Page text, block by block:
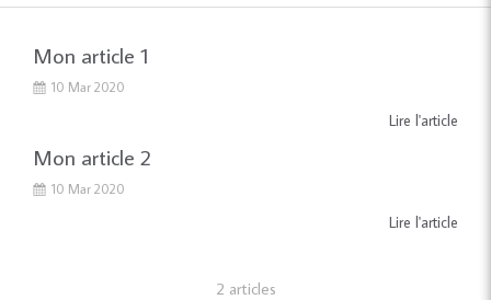
Mon article 1
10 Mar 2020
Lire l'article
Mon article 2
10 Mar 2020
Lire l'article
2 articles